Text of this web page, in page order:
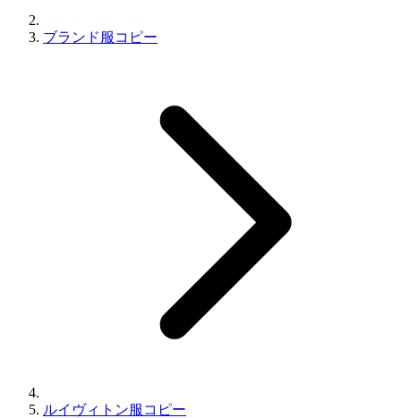
ブランド服コピー
​ルイヴィトン服コピー